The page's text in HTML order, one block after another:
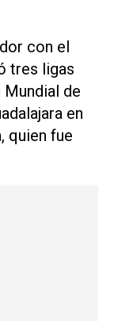
con el
tres ligas
Mundial de
en
quien fue